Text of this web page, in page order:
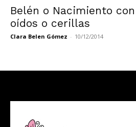
Belén o Nacimiento
oídos o cerillas
Clara Belen Gómez - 10/12/2014